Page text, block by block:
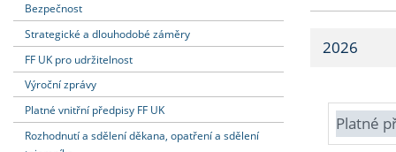
Dozvědět se více Strategie
Fakultní
Podat přihlášku Učitelské
Dozvědět se více
Dozvědět se více
Dozvědět se více
Bezpečnost
Strategické a dlouhodobé záměry
FF UK pro udržitelnost
Výroční zprávy
Platné vnitřní předpisy FF UK
Rozhodnutí a sdělení děkana, opatření a sdělení
2026
Platné